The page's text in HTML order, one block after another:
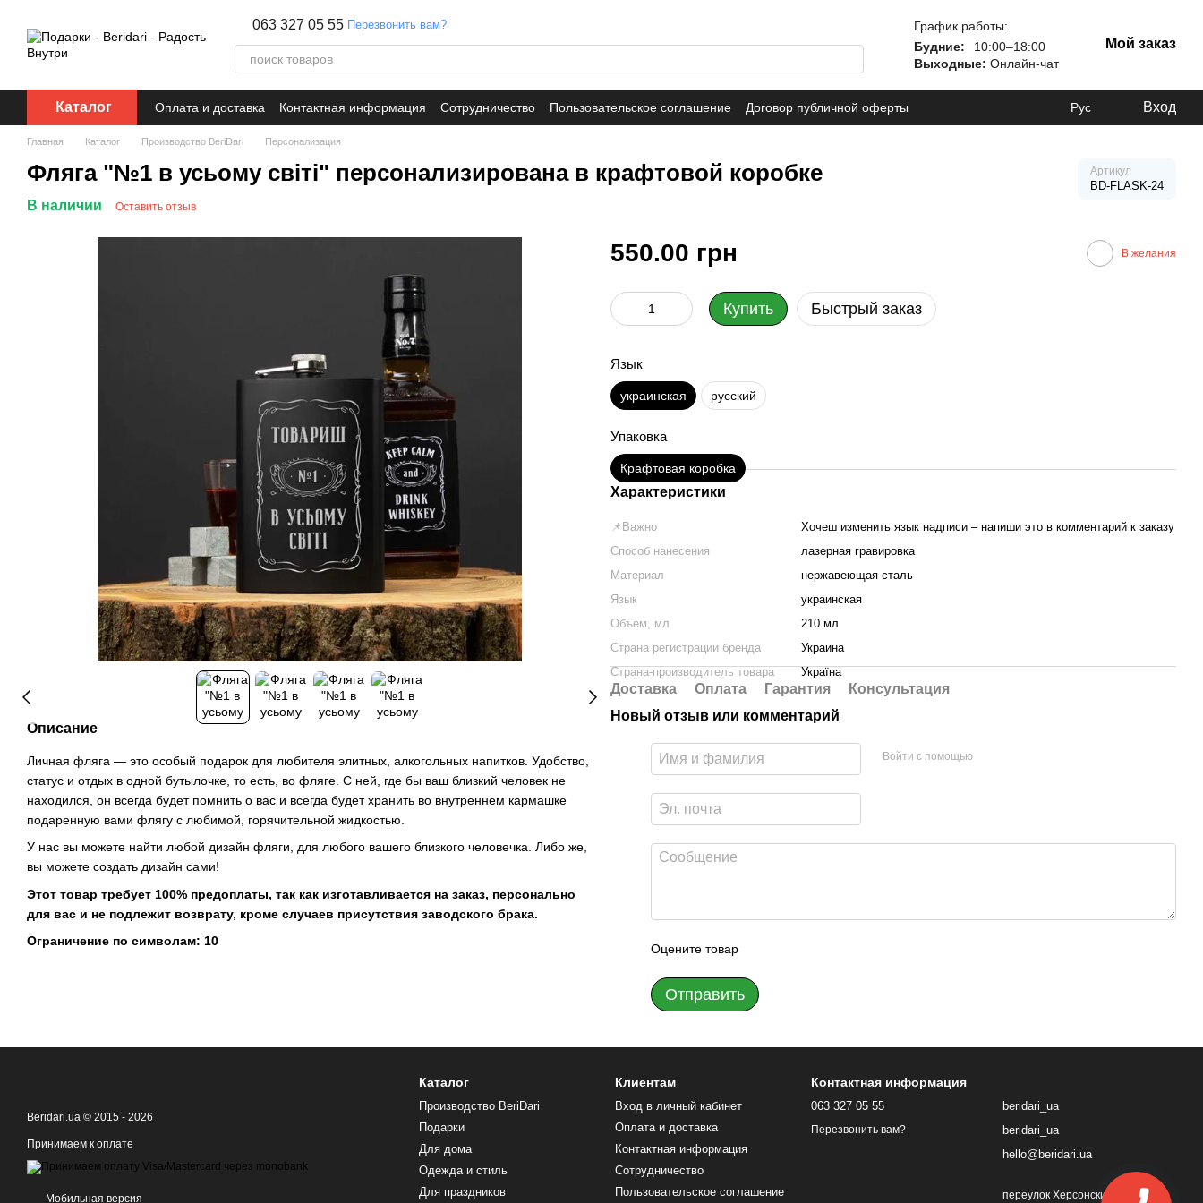
063 327 05 55 Перезвонить вам?
График работы:
Будние:
10:00–18:00
Выходные: Онлайн-чат
Мой заказ
Каталог Оплата и доставка Контактная информация Сотрудничество Пользовательское соглашение Договор публичной оферты Рус Вход
Главная Каталог Производство BeriDari Персонализация
Фляга "№1 в усьому світі" персонализирована в крафтовой коробке Артикул
BD-FLASK-24
В наличии Оставить отзыв
Описание
Личная фляга — это особый подарок для любителя элитных, алкогольных напитков. Удобство,
статус и отдых в одной бутылочке, то есть, во фляге. С ней, где бы ваш близкий человек не
находился, он всегда будет помнить о вас и всегда будет хранить во внутреннем кармашке
подаренную вами флягу с любимой, горячительной жидкостью.
У нас вы можете найти любой дизайн фляги, для любого вашего близкого человечка. Либо же,
вы можете создать дизайн сами!
Этот товар требует 100% предоплаты, так как изготавливается на заказ, персонально
для вас и не подлежит возврату, кроме случаев присутствия заводского брака.
Ограничение по символам: 10
550.00 грн В желания
Купить Быстрый заказ
Язык
украинская русский
Упаковка
Крафтовая коробка
Характеристики
📌Важно
Хочеш изменить язык надписи – напиши это в комментарий к заказу
Способ нанесения
лазерная гравировка
Материал
нержавеющая сталь
Язык
украинская
Объем, мл
210 мл
Страна регистрации бренда
Украина
Страна-производитель товара
Україна
Доставка Оплата Гарантия
Консультация
Новый отзыв или комментарий
Войти с помощью
Оцените товар
Отправить
Beridari.ua © 2015 - 2026
Принимаем к оплате
Мобильная версия
Каталог
Производство BeriDari
Подарки
Для дома
Одежда и стиль
Для праздников
Клиентам
Вход в личный кабинет
Оплата и доставка
Контактная информация
Сотрудничество
Пользовательское соглашение
Контактная информация
063 327 05 55
Перезвонить вам?
beridari_ua
beridari_ua
hello@beridari.ua
переулок Херсонский, 1